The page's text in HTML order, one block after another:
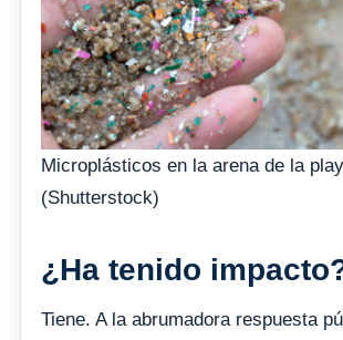
Microplásticos en la arena de la
(Shutterstock)
¿Ha tenido
Tiene. A la abrumadora respuesta